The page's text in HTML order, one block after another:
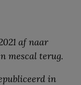
af naar
mescal terug.
in